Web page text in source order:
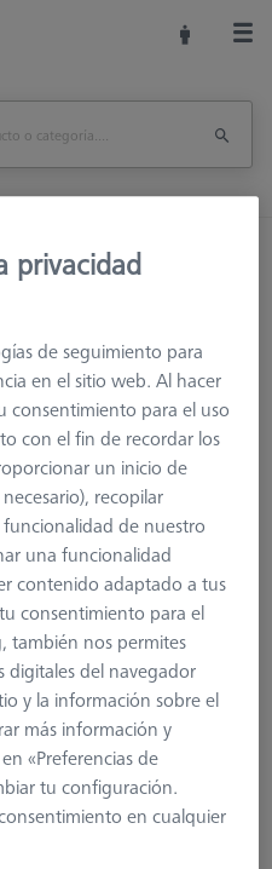
Imprimir página
privacidad
de seguimiento para
en el sitio web. Al hacer
consentimiento para el uso
con el fin de recordar los
un inicio de
recopilar
de nuestro
una funcionalidad
contenido adaptado a tus
consentimiento para el
también nos permites
digitales del navegador
y la información sobre el
más información y
«Preferencias de
tu configuración.
en cualquier